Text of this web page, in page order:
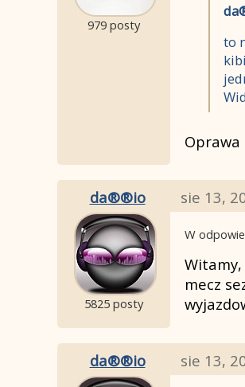
979 posty
to
Oprawa
da®®io sie 13,
5825 posty
W
mecz
da®®io sie 13,